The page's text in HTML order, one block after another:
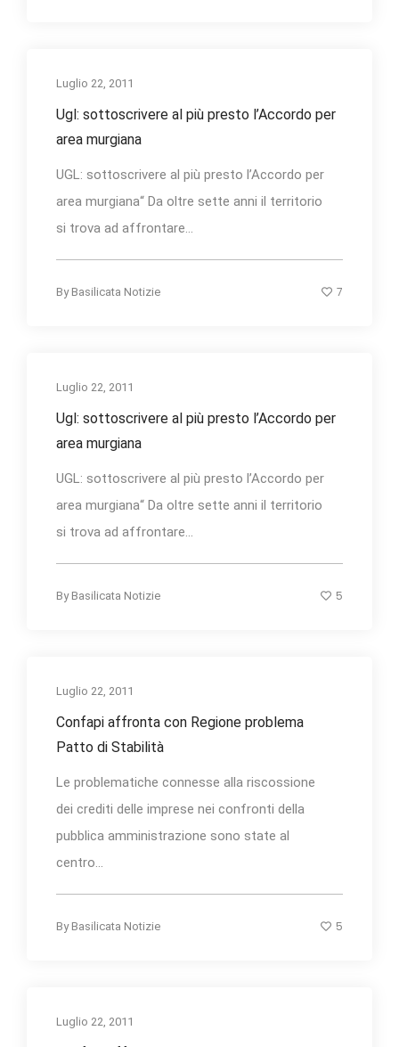
Luglio 22, 2011
Ugl: sottoscrivere al più presto l’Accordo per
area murgiana
UGL: sottoscrivere al più presto l’Accordo per
area murgiana“ Da oltre sette anni il territorio
si trova ad affrontare...
By Basilicata Notizie 7
Luglio 22, 2011
Ugl: sottoscrivere al più presto l’Accordo per
area murgiana
UGL: sottoscrivere al più presto l’Accordo per
area murgiana“ Da oltre sette anni il territorio
si trova ad affrontare...
By Basilicata Notizie 5
Luglio 22, 2011
Confapi affronta con Regione problema
Patto di Stabilità
Le problematiche connesse alla riscossione
dei crediti delle imprese nei confronti della
pubblica amministrazione sono state al
centro...
By Basilicata Notizie 5
Luglio 22, 2011